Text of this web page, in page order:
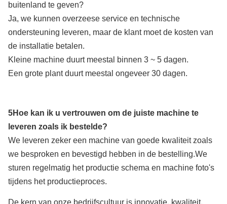
buitenland te geven?
Ja, we kunnen overzeese service en technische
ondersteuning leveren, maar de klant moet de kosten van
de installatie betalen.
Kleine machine duurt meestal binnen 3 ~ 5 dagen.
Een grote plant duurt meestal ongeveer 30 dagen.
5Hoe kan ik u vertrouwen om de juiste machine te
leveren zoals ik bestelde?
We leveren zeker een machine van goede kwaliteit zoals
we besproken en bevestigd hebben in de bestelling.We
sturen regelmatig het productie schema en machine foto's
tijdens het productieproces.